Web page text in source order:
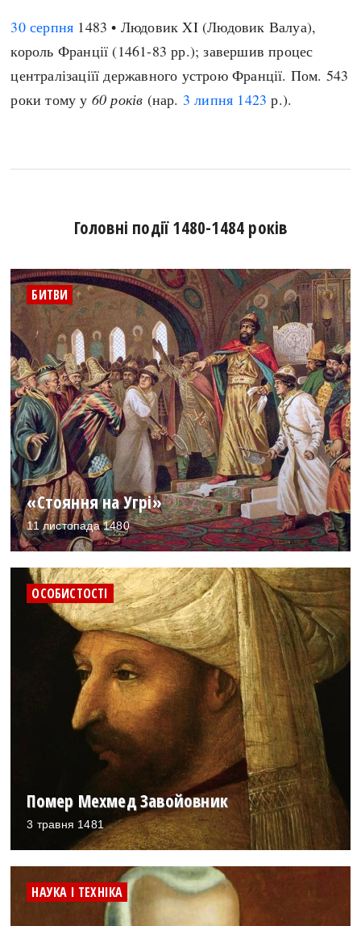
30 серпня 1483 • Людовик XI (Людовик Валуа),
король Франції (1461-83 рр.); завершив процес
централізаціїї державного устрою Франції. Пом. 543
роки тому у 60 років (нар. 3 липня 1423 р.).
Головні події 1480-1484 років
БИТВИ
«Стояння на Угрі»
11 листопада 1480
ОСОБИСТОСТІ
Помер Мехмед Завойовник
3 травня 1481
НАУКА І ТЕХНІКА